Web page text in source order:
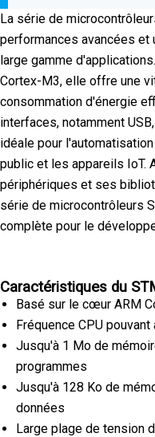
La série de
performances avancées et
large gamme
Cortex-M3, elle offre une
consommation d'énergie
interfaces, notamment
idéale pour
public et les appareils IoT.
périphériques et ses
série de microcontrôleurs
complète pour le
Caractéristiques du
Basé sur le cœur ARM
Fréquence CPU
Jusqu'à 1 Mo de
programmes
Jusqu'à 128 Ko de
données
Large plage de tension